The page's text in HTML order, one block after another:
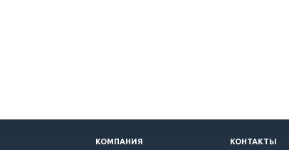
КОМПАНИЯ КОНТАКТЫ